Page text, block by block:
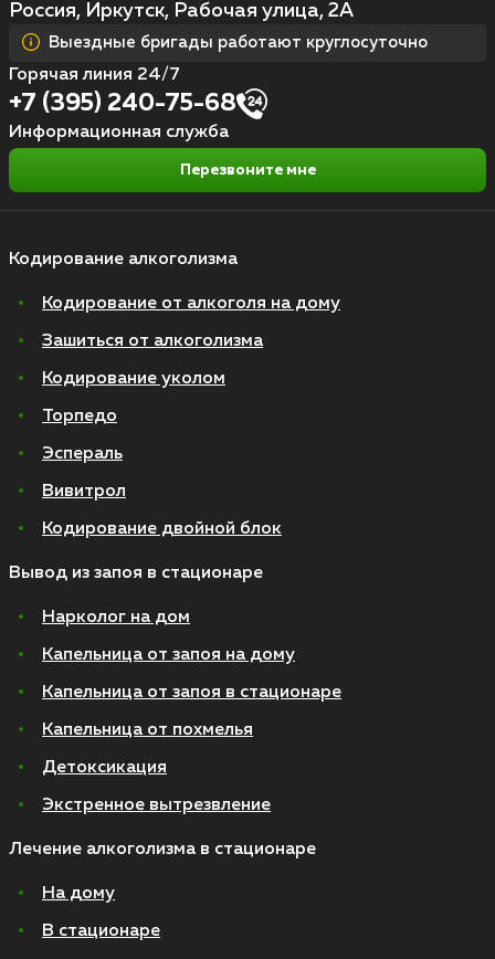
Кодирование алкоголизма
Кодирование от алкоголя на дому
Зашиться от алкоголизма
Кодирование уколом
Торпедо
Эспераль
Вивитрол
Кодирование двойной блок
Вывод из запоя в стационаре
Нарколог на дом
Капельница от запоя на дому
Капельница от запоя в стационаре
Капельница от похмелья
Детоксикация
Экстренное вытрезвление
Лечение алкоголизма в стационаре
На дому
В стационаре
Россия, Иркутск, Рабочая улица, 2А
Выездные бригады работают круглосуточно
Горячая линия 24/7
+7 (395) 240-75-68
Информационная служба
Перезвоните мне